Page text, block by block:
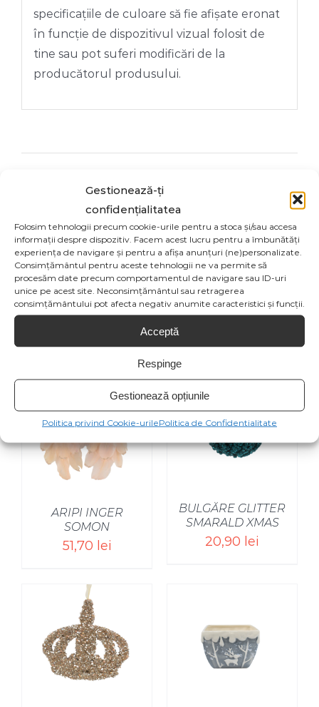
Gestionează-ți
confidențialitatea
Folosim tehnologii precum cookie-urile pentru a stoca și/sau accesa
informații despre dispozitiv. Facem acest lucru pentru a îmbunătăți
experiența de navigare și pentru a afișa anunțuri (ne)personalizate.
Consimțământul pentru aceste tehnologii ne va permite să
procesăm date precum comportamentul de navigare sau ID-uri
unice pe acest site. Neconsimțământul sau retragerea
consimțământului pot afecta negativ anumite caracteristici și funcții.
Acceptă
Respinge
Gestionează opțiunile
Politica privind Cookie-urilePolitica de Confidentialitate
specificațiile de culoare să fie afișate eronat
în funcție de dispozitivul vizual folosit de
tine sau pot suferi modificări de la
producătorul produsului.
Facebook
Pin This Product
Email This
Product
ARIPI INGER
SOMON
51,70 lei
BULGĂRE GLITTER
SMARALD XMAS
20,90 lei
SELECT OPTIONS
/